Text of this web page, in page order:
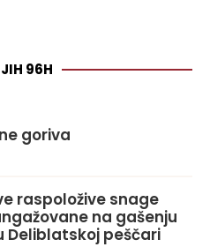
96H
goriva
raspoložive snage
na gašenju
Deliblatskoj peščari